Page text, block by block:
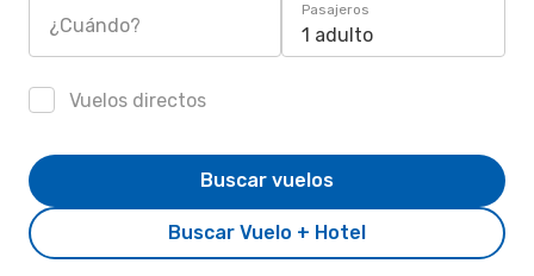
¿Cuándo?
Pasajeros
1 adulto
Vuelos directos
Buscar Vuelo + Hotel
Buscar vuelos